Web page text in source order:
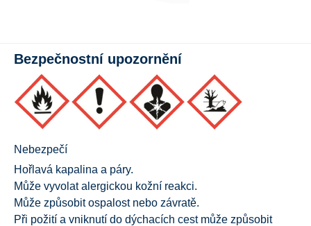
Bezpečnostní upozornění
Nebezpečí
Hořlavá kapalina a páry.
Může vyvolat alergickou kožní reakci.
Může způsobit ospalost nebo závratě.
Při požití a vniknutí do dýchacích cest může způsobit